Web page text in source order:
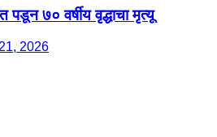
पडून ७० वर्षीय वृद्धाचा मृत्यू
2026